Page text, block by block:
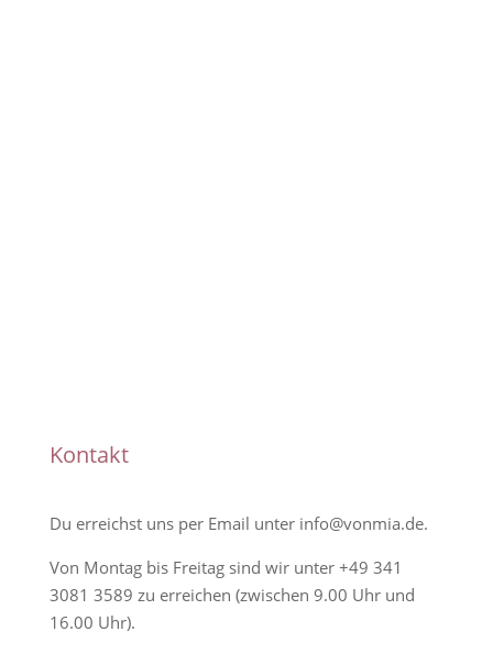
Kontakt
Du erreichst uns per Email unter info@vonmia.de.
Von Montag bis Freitag sind wir unter +49 341
3081 3589 zu erreichen (zwischen 9.00 Uhr und
16.00 Uhr).